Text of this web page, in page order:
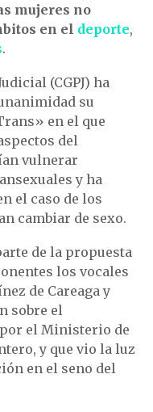
mujeres no
en el deporte,
.
(CGPJ) ha
su
en el que
del
vulnerar
y ha
el caso de los
cambiar de sexo.
de la propuesta
los vocales
de Careaga y
sobre el
el Ministerio de
y que vio la luz
en el seno del